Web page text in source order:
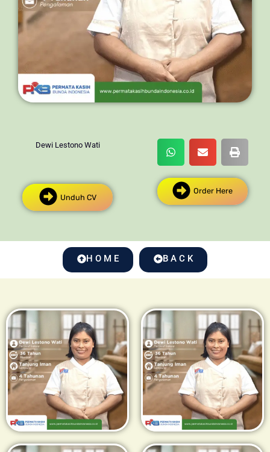
Dewi Lestono Wati
Unduh CV
Order Here
H O M E B A C K